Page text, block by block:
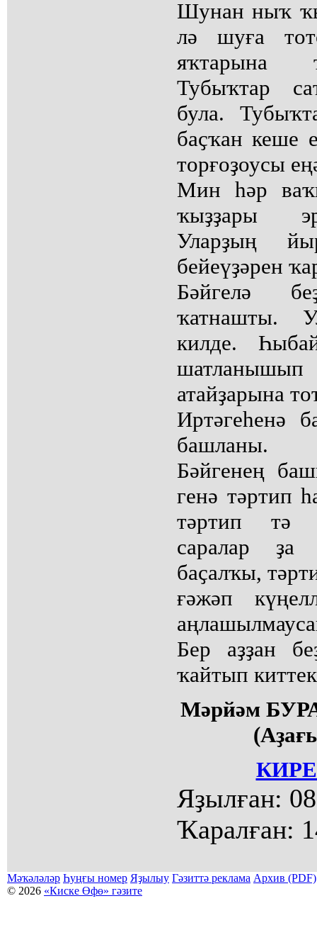
Шунан ныҡ
лә шуға
яҡтарына
Тубыҡтар
була.
баҫҡан кеше
торғоҙоусы
Мин һәр
ҡыҙҙары
Уларҙың
бейеүҙәрен
Бәйгелә
ҡатнашты.
килде.
атайҙарына
Иртәгеһенә
башланы.
Бәйгенең
генә тәртип
тәртип тә
саралар ҙа
баҫалҡы,
ғәжәп
Бер аҙҙан
ҡайтып
Мәрйәм
Яҙылған:
Ҡаралған:
Мәҡәләләр Һуңғы номер Яҙылыу Гәзиттә реклама Архив (PDF)
© 2026 «Киске Өфө» гәзите